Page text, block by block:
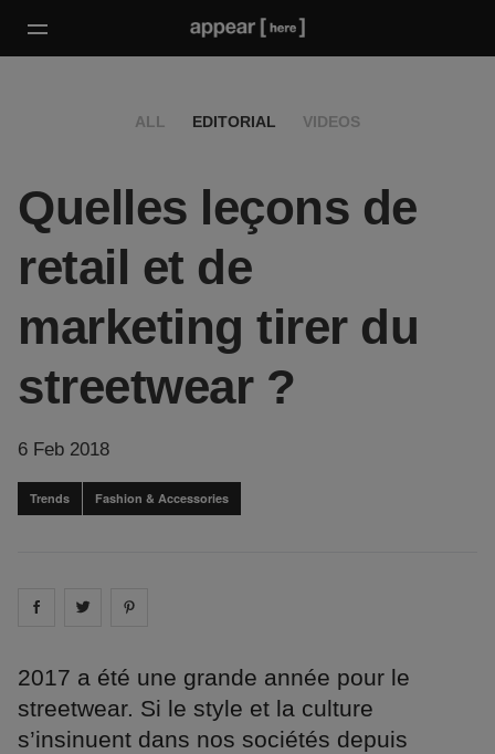
ALL EDITORIAL VIDEOS
Quelles leçons de
retail et de
marketing tirer du
streetwear ?
6 Feb 2018
Trends Fashion & Accessories
Share on facebook
Share on
2017 a été une grande année pour le
streetwear. Si le style et la culture
s’insinuent dans nos sociétés depuis